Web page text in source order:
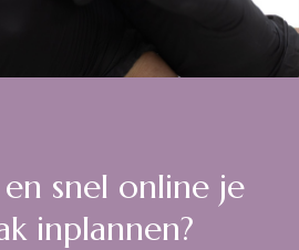
snel online je
inplannen?